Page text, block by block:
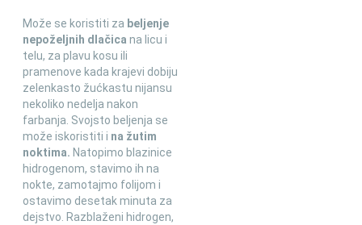
Može se koristiti za beljenje
nepoželjnih dlačica na licu i
telu, za plavu kosu ili
pramenove kada krajevi dobiju
zelenkasto žućkastu nijansu
nekoliko nedelja nakon
farbanja. Svojsto beljenja se
može iskoristiti i na žutim
noktima. Natopimo blazinice
hidrogenom, stavimo ih na
nokte, zamotajmo folijom i
ostavimo desetak minuta za
dejstvo. Razblaženi hidrogen,